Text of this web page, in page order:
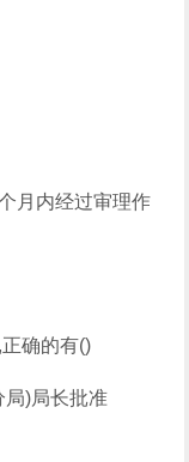
月内经过审理作
确的有()
局)局长批准